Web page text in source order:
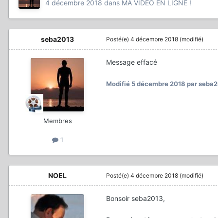
4 décembre 2018 dans MA VIDÉO EN LIGNE !
seba2013
Membres
1
Posté(e) 4 décembre 2018 (modifié)
Message effacé
Modifié 5 décembre 2018 par
NOEL Posté(e) 4 décembre 2018 (modifié)
Bonsoir seba2013,